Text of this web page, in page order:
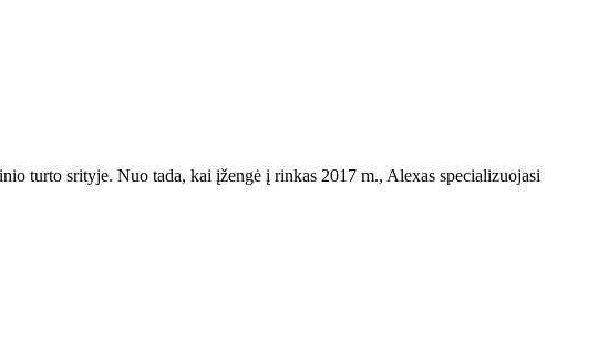
turto srityje. Nuo tada, kai įžengė į rinkas 2017 m., Alexas specializuojasi